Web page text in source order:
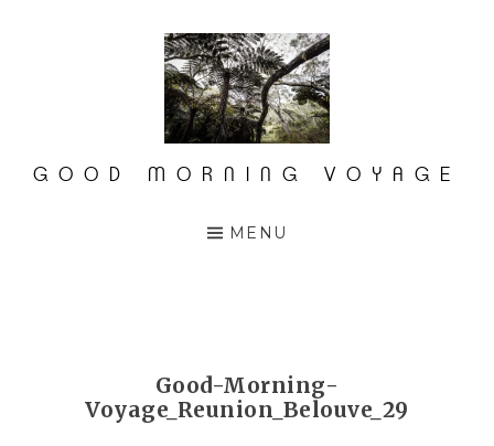
GOOD MORNING VOYAGE
MENU
Good-Morning-
Voyage_Reunion_Belouve_29